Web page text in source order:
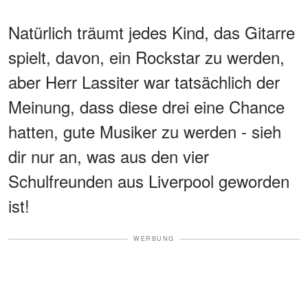
Natürlich träumt jedes Kind, das Gitarre
spielt, davon, ein Rockstar zu werden,
aber Herr Lassiter war tatsächlich der
Meinung, dass diese drei eine Chance
hatten, gute Musiker zu werden - sieh
dir nur an, was aus den vier
Schulfreunden aus Liverpool geworden
ist!
WERBUNG